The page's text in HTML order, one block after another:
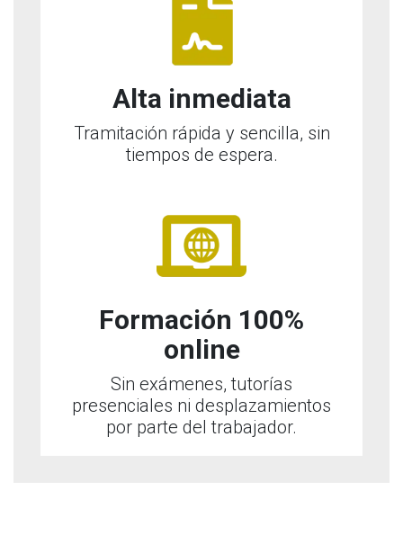
Alta inmediata
Tramitación rápida y sencilla, sin
tiempos de espera.
Formación 100%
online
Sin exámenes, tutorías
presenciales ni desplazamientos
por parte del trabajador.